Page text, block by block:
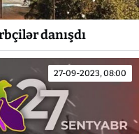
danışdı
27-09-2023, 08:00